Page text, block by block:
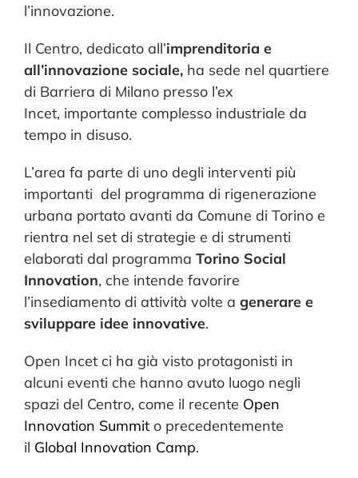
l’innovazione.
Il Centro, dedicato all’imprenditoria e
all’innovazione sociale, ha sede nel quartiere
di Barriera di Milano presso l’ex
Incet, importante complesso industriale da
tempo in disuso.
L’area fa parte di uno degli interventi più
importanti del programma di rigenerazione
urbana portato avanti da Comune di Torino e
rientra nel set di strategie e di strumenti
elaborati dal programma Torino Social
Innovation, che intende favorire
l’insediamento di attività volte a generare e
sviluppare idee innovative.
Open Incet ci ha già visto protagonisti in
alcuni eventi che hanno avuto luogo negli
spazi del Centro, come il recente Open
Innovation Summit o precedentemente
il Global Innovation Camp.